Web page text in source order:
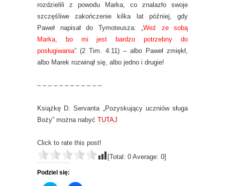
rozdzielili z powodu Marka, co znalazło swoje
szczęśliwe zakończenie kilka lat później, gdy
Paweł napisał do Tymoteusza: „ Weź ze sobą
Marka, bo mi jest bardzo potrzebny do
posługiwania” (2 Tim. 4:11) – albo Paweł zmiękł,
albo Marek rozwinął się, albo jedno i drugie!
– – – – – – – – – – – –
Książkę D. Servanta „Pozyskujący uczniów sługa
Boży” można nabyć TUTAJ
Click to rate this post!
[Total: 0 Average: 0]
Podziel się: